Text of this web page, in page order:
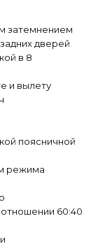
затемнением
дверей
в 8
и вылету
поясничной
режима
60:40